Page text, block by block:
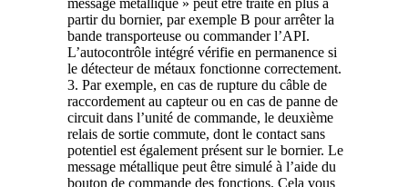
partir du bornier, par exemple B pour arrêter la
bande transporteuse ou commander l’API.
L’autocontrôle intégré vérifie en permanence si
le détecteur de métaux fonctionne correctement.
3. Par exemple, en cas de rupture du câble de
raccordement au capteur ou en cas de panne de
circuit dans l’unité de commande, le deuxième
relais de sortie commute, dont le contact sans
potentiel est également présent sur le bornier. Le
message métallique peut être simulé à l’aide du
bouton de commande des fonctions. Cela vous